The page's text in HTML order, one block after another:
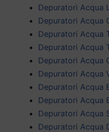
Depuratori Acqua
Depuratori Acqua
Depuratori Acqua
Depuratori Acqua
Depuratori Acqua
Depuratori Acqua
Depuratori Acqua
Depuratori Acqua
Depuratori Acqua
Depuratori Acqua